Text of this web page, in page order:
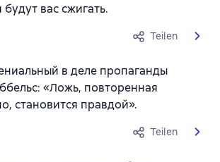
вас сжигать.
Teilen
в деле пропаганды
«Ложь, повторенная
становится правдой».
Teilen